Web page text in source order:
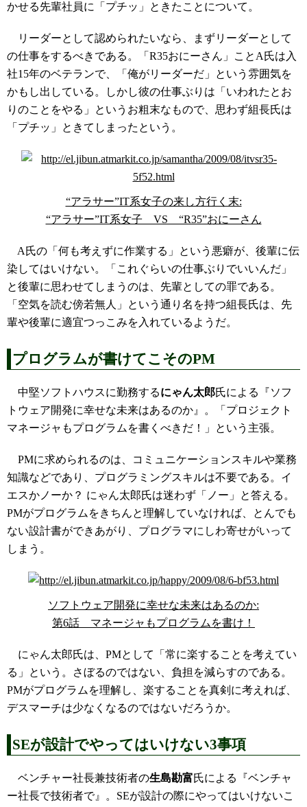
かせる先輩社員に「プチッ」ときたことについて。
リーダーとして認められたいなら、まずリーダーとして
の仕事をするべきである。「R35おにーさん」ことA氏は入
社15年のベテランで、「俺がリーダーだ」という雰囲気を
かもし出している。しかし彼の仕事ぶりは「いわれたとお
りのことをやる」というお粗末なもので、思わず組長氏は
「プチッ」ときてしまったという。
“アラサー”IT系女子の来し方行く末:
“アラサー”IT系女子 VS “R35”おにーさん
A氏の「何も考えずに作業する」という悪癖が、後輩に伝
染してはいけない。「これぐらいの仕事ぶりでいいんだ」
と後輩に思わせてしまうのは、先輩としての罪である。
「空気を読む傍若無人」という通り名を持つ組長氏は、先
輩や後輩に適宜つっこみを入れているようだ。
プログラムが書けてこそのPM
中堅ソフトハウスに勤務するにゃん太郎氏による『ソフ
トウェア開発に幸せな未来はあるのか』。「プロジェクト
マネージャもプログラムを書くべきだ！」という主張。
PMに求められるのは、コミュニケーションスキルや業務
知識などであり、プログラミングスキルは不要である。イ
エスかノーか？ にゃん太郎氏は迷わず「ノー」と答える。
PMがプログラムをきちんと理解していなければ、とんでも
ない設計書ができあがり、プログラマにしわ寄せがいって
しまう。
ソフトウェア開発に幸せな未来はあるのか:
第6話 マネージャもプログラムを書け！
にゃん太郎氏は、PMとして「常に楽することを考えてい
る」という。さぼるのではない、負担を減らすのである。
PMがプログラムを理解し、楽することを真剣に考えれば、
デスマーチは少なくなるのではないだろうか。
SEが設計でやってはいけない3事項
ベンチャー社長兼技術者の生島勘富氏による『ベンチャ
ー社長で技術者で』。SEが設計の際にやってはいけないこ